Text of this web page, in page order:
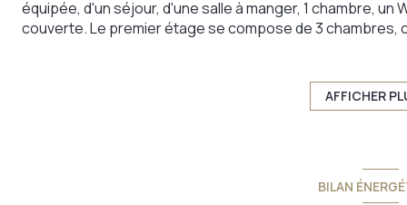
équipée, d'un séjour, d'une salle à manger, 1 chambre,
couverte. Le premier étage se compose de 3 chambres,
couverte. La maison en bon état d'entretien, nécessite
situation, proche des commodités locales, de la gare, de
AFFICHER
BILAN